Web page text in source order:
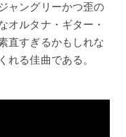
ャングリーかつ歪の
オルタナ・ギター・
直すぎるかもしれな
れる佳曲である。